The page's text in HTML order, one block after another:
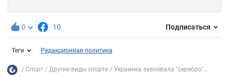
0 10 Подписаться
Теги Редакционная политика
Спорт Другие виды спорта Украинка завоевала "серебро"...